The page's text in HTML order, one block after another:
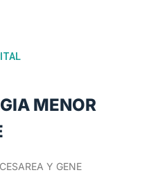
MENOR
Y GENE